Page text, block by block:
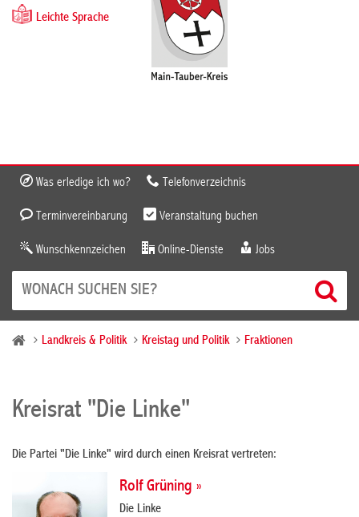
Leichte Sprache
Was erledige ich wo? Telefonverzeichnis
Terminvereinbarung Veranstaltung buchen
Wunschkennzeichen Online-Dienste Jobs
Landkreis & Politik Kreistag und Politik Fraktionen
Kreisrat "Die Linke"
Die Partei "Die Linke" wird durch einen Kreisrat vertreten:
Rolf Grüning »
Die Linke